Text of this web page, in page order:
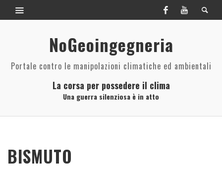
NoGeoingegneria
Portale contro le manipolazioni climatiche ed ambientali
La corsa per possedere il clima
Una guerra silenziosa è in atto
BISMUTO